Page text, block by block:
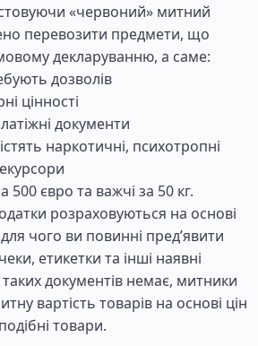
«червоний» митний
перевозити предмети, що
декларуванню, а саме:
дозволів
цінності
документи
наркотичні, психотропні
500 євро та важчі за 50 кг.
розраховуються на основі
для чого ви повинні пред’явити
етикетки та інші наявні
документів немає, митники
вартість товарів на основі цін
товари.